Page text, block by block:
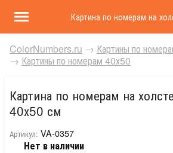
Картина по номерам на
ColorNumbers.ru → Картины по
→ Картины по номерам 40х50
Картина по номерам на
40х50 см
Артикул: VA-0357
Нет в наличии